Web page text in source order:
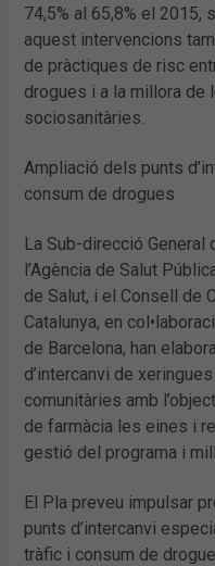
74,5% al 65,8% el 2015,
aquest intervencions
de pràctiques de risc
drogues i a la millora
sociosanitàries.
Ampliació dels punts
consum de drogues
La Sub-direcció
l’Agència de Salut
de Salut, i el Consell de
Catalunya, en
de Barcelona, han
d’intercanvi de
comunitàries amb
de farmàcia les eines i
gestió del programa i
El Pla preveu impulsar
punts d’intercanvi
tràfic i consum de